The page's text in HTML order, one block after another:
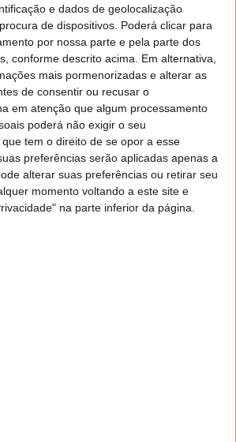
e dados de geolocalização
de dispositivos. Poderá clicar para
por nossa parte e pela parte dos
conforme descrito acima. Em alternativa,
mais pormenorizadas e alterar as
de consentir ou recusar o
em atenção que algum processamento
poderá não exigir o seu
tem o direito de se opor a esse
preferências serão aplicadas apenas a
alterar suas preferências ou retirar seu
momento voltando a este site e
na parte inferior da página.
Inês Azeitona e
ambos as medalhas de
a ficar em 3º lugar em juvenis
também o 3º lugar em
estes três atletas em prova
por equipas, das 25 presentes.